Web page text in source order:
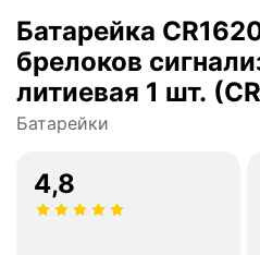
Батарейка
брелоков
литиевая 1 шт.
Батарейки
4,8